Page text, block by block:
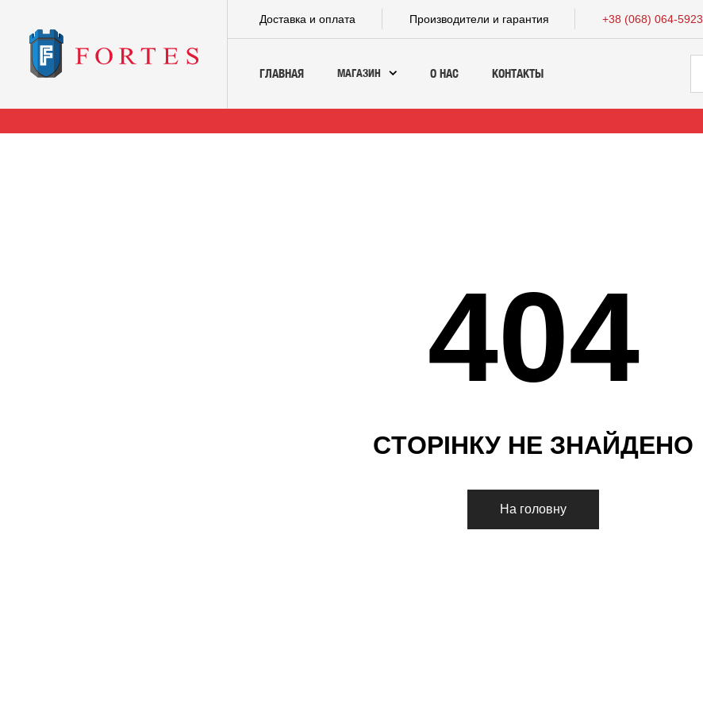
Доставка и оплата Производители и гарантия +38 (068) 064-5923
ГЛАВНАЯ МАГАЗИН О НАС КОНТАКТЫ
404
СТОРІНКУ НЕ ЗНАЙДЕНО
На головну